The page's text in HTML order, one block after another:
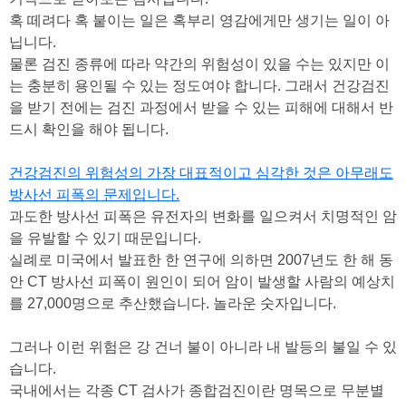
혹 떼려다 혹 붙이는 일은 혹부리 영감에게만 생기는 일이 아
닙니다.
물론 검진 종류에 따라 약간의 위험성이 있을 수는 있지만 이
는 충분히 용인될 수 있는 정도여야 합니다. 그래서 건강검진
을 받기 전에는 검진 과정에서 받을 수 있는 피해에 대해서 반
드시 확인을 해야 됩니다.
건강검진의 위험성의 가장 대표적이고 심각한 것은 아무래도
방사선 피폭의 문제입니다.
과도한 방사선 피폭은 유전자의 변화를 일으켜서 치명적인 암
을 유발할 수 있기 때문입니다.
실례로 미국에서 발표한 한 연구에 의하면 2007년도 한 해 동
안 CT 방사선 피폭이 원인이 되어 암이 발생할 사람의 예상치
를 27,000명으로 추산했습니다. 놀라운 숫자입니다.
그러나 이런 위험은 강 건너 불이 아니라 내 발등의 불일 수 있
습니다.
국내에서는 각종 CT 검사가 종합검진이란 명목으로 무분별